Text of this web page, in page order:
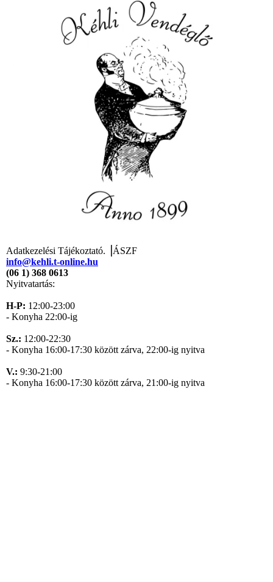
Adatkezelési Tájékoztató. ⎥ÁSZF
info@kehli.t-online.hu
(06 1) 368 0613
Nyitvatartás:
H-P: 12:00-23:00
- Konyha 22:00-ig
Sz.: 12:00-22:30
- Konyha 16:00-17:30 között zárva, 22:00-ig nyitva
V.: 9:30-21:00
- Konyha 16:00-17:30 között zárva, 21:00-ig nyitva